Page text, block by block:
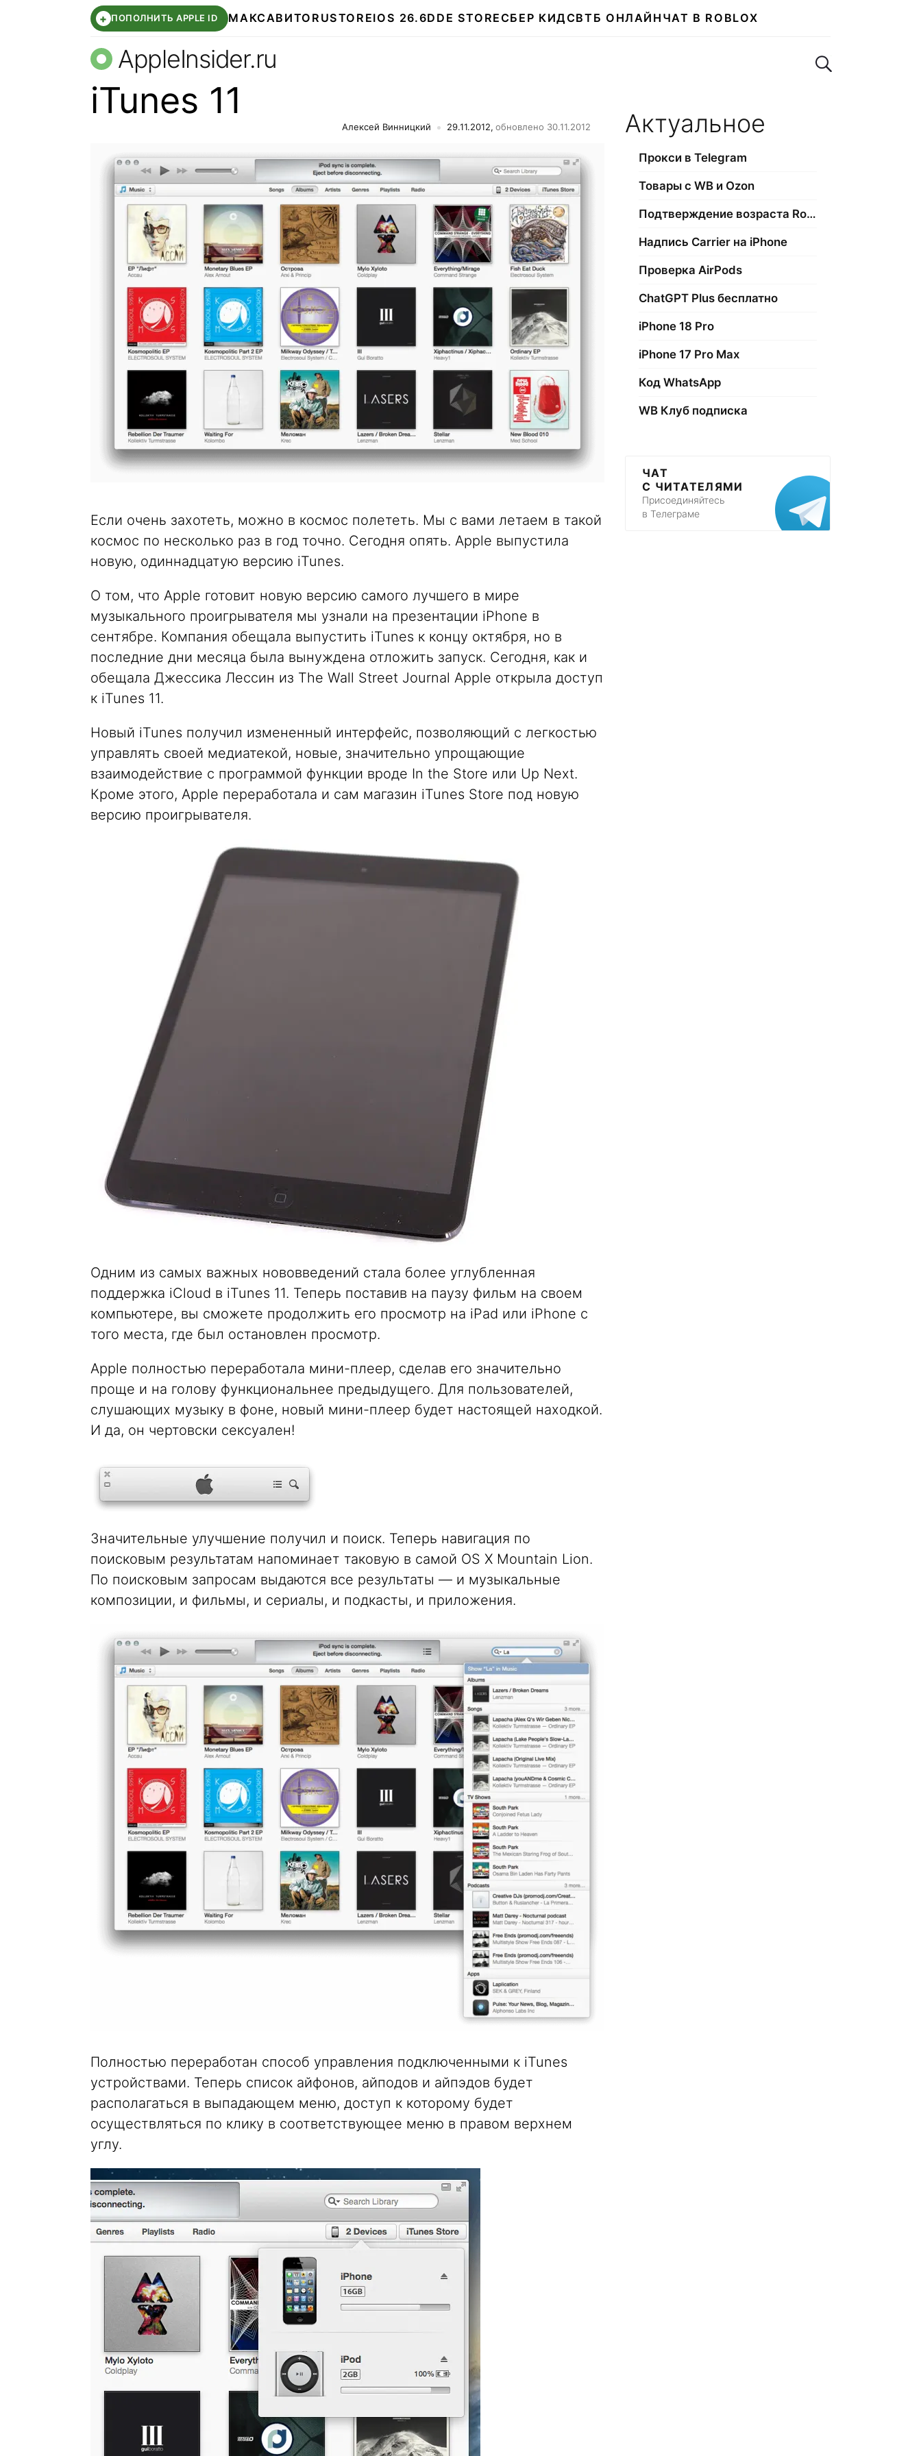
+ ПОПОЛНИТЬ APPLE ID МАКСАВИТО RUSTOREIOS 26.6DDE STORE СБЕР КИДСВТБ ОНЛАЙН ЧАТ В ROBLOX
AppleInsider.ru Поиск по сайту
iTunes 11
Алексей Винницкий 29.11.2012, обновлено 30.11.2012
Если очень захотеть, можно в космос полететь. Мы с вами летаем в такой
космос по несколько раз в год точно. Сегодня опять. Apple выпустила
новую, одиннадцатую версию iTunes.
О том, что Apple готовит новую версию самого лучшего в мире
музыкального проигрывателя мы узнали на презентации iPhone в
сентябре. Компания обещала выпустить iTunes к концу октября, но в
последние дни месяца была вынуждена отложить запуск. Сегодня, как и
обещала Джессика Лессин из The Wall Street Journal Apple открыла доступ
к iTunes 11.
Новый iTunes получил измененный интерфейс, позволяющий с легкостью
управлять своей медиатекой, новые, значительно упрощающие
взаимодействие с программой функции вроде In the Store или Up Next.
Кроме этого, Apple переработала и сам магазин iTunes Store под новую
версию проигрывателя.
Одним из самых важных нововведений стала более углубленная
поддержка iCloud в iTunes 11. Теперь поставив на паузу фильм на своем
компьютере, вы сможете продолжить его просмотр на iPad или iPhone с
того места, где был остановлен просмотр.
Apple полностью переработала мини-плеер, сделав его значительно
проще и на голову функциональнее предыдущего. Для пользователей,
слушающих музыку в фоне, новый мини-плеер будет настоящей находкой.
И да, он чертовски сексуален!
Значительные улучшение получил и поиск. Теперь навигация по
поисковым результатам напоминает таковую в самой OS X Mountain Lion.
По поисковым запросам выдаются все результаты — и музыкальные
композиции, и фильмы, и сериалы, и подкасты, и приложения.
Полностью переработан способ управления подключенными к iTunes
устройствами. Теперь список айфонов, айподов и айпэдов будет
располагаться в выпадающем меню, доступ к которому будет
осуществляться по клику в соответствующее меню в правом верхнем
углу.
Актуальное
Прокси в Telegram
Товары с WB и Ozon
Подтверждение возраста Roblox
Надпись Carrier на iPhone
Проверка AirPods
ChatGPT Plus бесплатно
iPhone 18 Pro
iPhone 17 Pro Max
Код WhatsApp
WB Клуб подписка
ЧАТ
С ЧИТАТЕЛЯМИ
Присоединяйтесь
в Телеграме